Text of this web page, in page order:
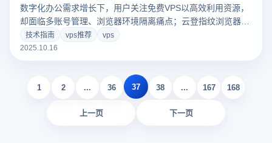
数字化办公需求增长下，用户关注免费VPS以高效利用资源，
却面临多账号管理、浏览器环境隔离痛点；云登指纹浏览器凭
多开、指纹隔离功能解决问题，文章还详解免费VPS推荐及核
心用途。
技术指南 vps推荐
vps
2025.10.16
上一页
1 2 ... 36 37 38 ... 167 168
下一页